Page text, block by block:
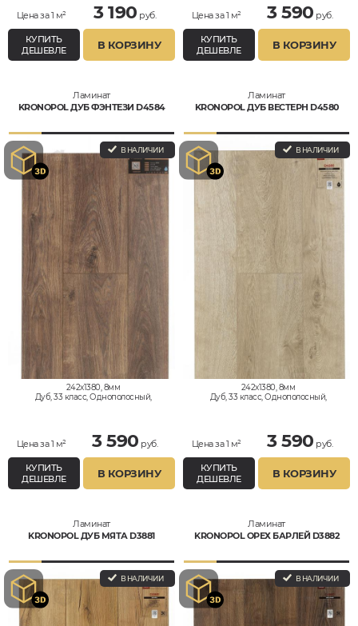
Цена за 1 м² 3 190 руб.
КУПИТЬ
ДЕШЕВЛЕ
В КОРЗИНУ
Цена за 1 м² 3 590 руб.
КУПИТЬ
ДЕШЕВЛЕ
В КОРЗИНУ
Ламинат
KRONOPOL ДУБ ФЭНТЕЗИ D4584
В НАЛИЧИИ
242x1380, 8мм
Дуб, 33 класс, Однополосный,
Цена за 1 м² 3 590 руб.
КУПИТЬ
ДЕШЕВЛЕ
В КОРЗИНУ
Ламинат
KRONOPOL ДУБ ВЕСТЕРН D4580
В НАЛИЧИИ
242x1380, 8мм
Дуб, 33 класс, Однополосный,
Цена за 1 м² 3 590 руб.
КУПИТЬ
ДЕШЕВЛЕ
В КОРЗИНУ
Ламинат
KRONOPOL ДУБ МЯТА D3881
В НАЛИЧИИ
Ламинат
KRONOPOL ОРЕХ БАРЛЕЙ D3882
В НАЛИЧИИ